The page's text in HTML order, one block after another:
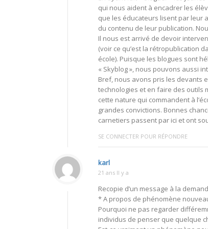
qui nous aident à encadrer les
que les éducateurs lisent par leur
du contenu de leur publication.
Il nous est arrivé de devoir
(voir ce qu’est la rétropublication
école). Puisque les blogues sont
« Skyblog », nous pouvons aussi
Bref, nous avons pris les devants
technologies et en faire des outils
cette nature qui commandent à
grandes convictions. Bonnes
carnetiers passent par ici et ont
SE CONNECTER POUR RÉPONDRE
karl
21 ans Il y a
Recopie d’un message à la
* A propos de phénomène
Pourquoi ne pas regarder
individus de penser que quelque